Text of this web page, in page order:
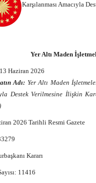
Karşılanması Amacıyla
Yer Altı Maden
13 Haziran 2026
Adı: Yer Altı Maden
Destek Verilmesine İlişkin
2026 Tarihli Resmi Gazete
Kararı
11416